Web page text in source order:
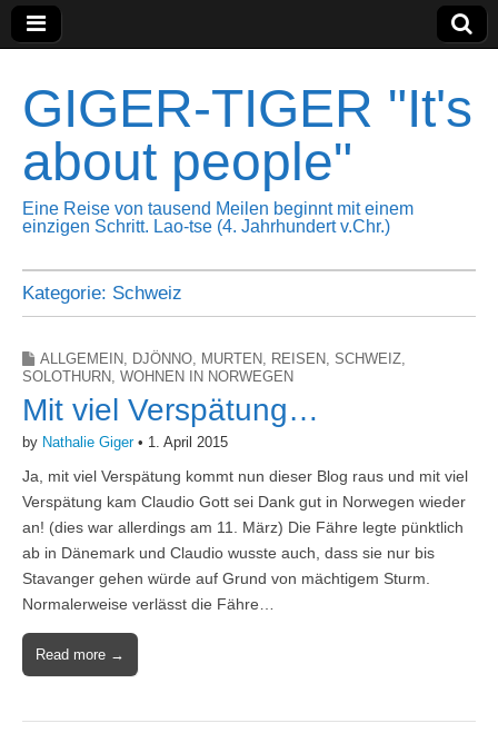
GIGER-TIGER "It's
about people"
Eine Reise von tausend Meilen beginnt mit einem
einzigen Schritt. Lao-tse (4. Jahrhundert v.Chr.)
Kategorie: Schweiz
ALLGEMEIN, DJÖNNO, MURTEN, REISEN, SCHWEIZ,
SOLOTHURN, WOHNEN IN NORWEGEN
Mit viel Verspätung…
by Nathalie Giger• 1. April 2015
Ja, mit viel Verspätung kommt nun dieser Blog raus und mit viel
Verspätung kam Claudio Gott sei Dank gut in Norwegen wieder
an! (dies war allerdings am 11. März) Die Fähre legte pünktlich
ab in Dänemark und Claudio wusste auch, dass sie nur bis
Stavanger gehen würde auf Grund von mächtigem Sturm.
Normalerweise verlässt die Fähre…
Read more →